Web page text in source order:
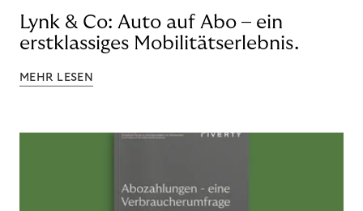
Lynk & Co: Auto auf Abo – ein
erstklassiges Mobilitätserlebnis.
MEHR LESEN